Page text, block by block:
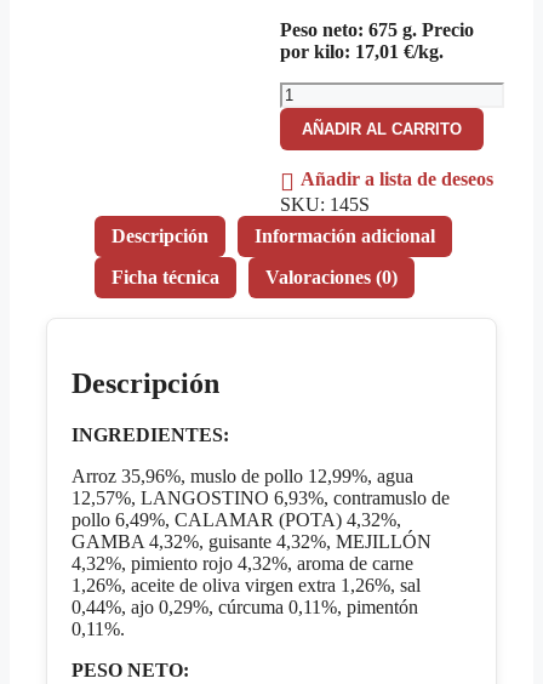
Peso neto: 675 g. Precio
por kilo: 17,01 €/kg.
Paella
mixta
fraccionada
cantidad
AÑADIR AL CARRITO
Añadir a lista de deseos
SKU: 145S
Descripción
Información adicional
Ficha técnica
Valoraciones (0)
Descripción
INGREDIENTES:
Arroz 35,96%, muslo de pollo 12,99%, agua
12,57%, LANGOSTINO 6,93%, contramuslo de
pollo 6,49%, CALAMAR (POTA) 4,32%,
GAMBA 4,32%, guisante 4,32%, MEJILLÓN
4,32%, pimiento rojo 4,32%, aroma de carne
1,26%, aceite de oliva virgen extra 1,26%, sal
0,44%, ajo 0,29%, cúrcuma 0,11%, pimentón
0,11%.
PESO NETO: